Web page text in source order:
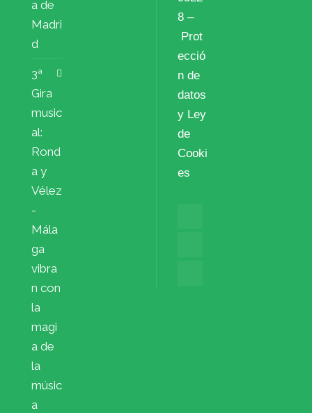
a de
Madri
d
3ª
Gira
music
al:
Rond
a y
Vélez
-
Mála
ga
vibra
n con
la
magi
a de
la
músic
a
8 –
Prot
ecció
n de
datos
y Ley
de
Cooki
es